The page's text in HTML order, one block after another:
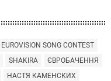
EUROVISION SONG CONTEST
SHAKIRA
ЄВРОБАЧЕННЯ
НАСТЯ КАМЕНСКИХ